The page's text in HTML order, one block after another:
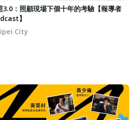
3.0：照顧現場下個十年的考驗【報導者
】
City